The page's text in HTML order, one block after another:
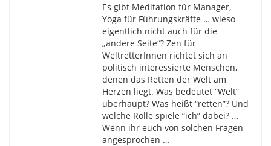
Es gibt Meditation für Manager,
Yoga für Führungskräfte … wieso
eigentlich nicht auch für die
„andere Seite“? Zen für
WeltretterInnen richtet sich an
politisch interessierte Menschen,
denen das Retten der Welt am
Herzen liegt. Was bedeutet “Welt”
überhaupt? Was heißt “retten”? Und
welche Rolle spiele “ich” dabei? …
Wenn ihr euch von solchen Fragen
angesprochen …